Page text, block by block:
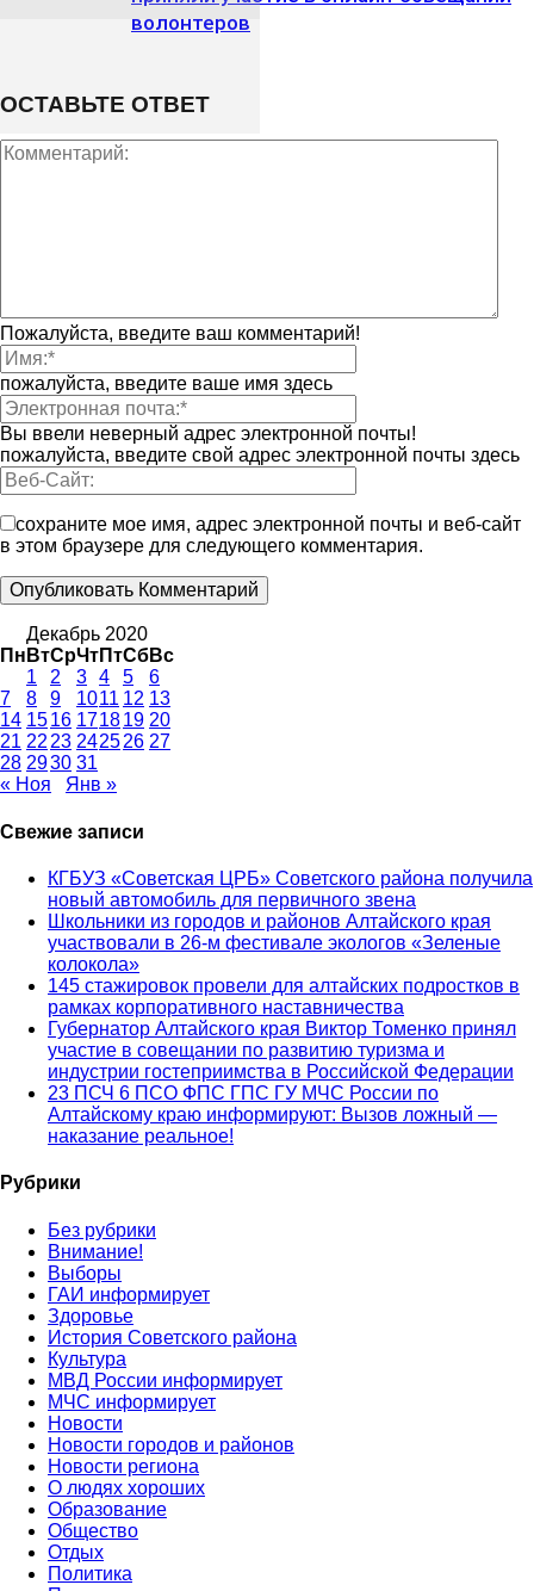
волонтеров
ОСТАВЬТЕ ОТВЕТ
Пожалуйста, введите ваш комментарий!
пожалуйста, введите ваше имя здесь
Вы ввели неверный адрес электронной почты!
пожалуйста, введите свой адрес электронной почты здесь
сохраните мое имя, адрес электронной почты и веб-сайт
в этом браузере для следующего комментария.
Декабрь 2020
Пн ВтСрЧтПтСбВс
1
2 3 4 5
6
7
8 9 1011 12 13
14 1516 171819 20
21 2223 242526 27
28 2930 31
« Ноя
Янв »
Свежие записи
КГБУЗ «Советская ЦРБ» Советского района получила
новый автомобиль для первичного звена
Школьники из городов и районов Алтайского края
участвовали в 26-м фестивале экологов «Зеленые
колокола»
145 стажировок провели для алтайских подростков в
рамках корпоративного наставничества
Губернатор Алтайского края Виктор Томенко принял
участие в совещании по развитию туризма и
индустрии гостеприимства в Российской Федерации
23 ПСЧ 6 ПСО ФПС ГПС ГУ МЧС России по
Алтайскому краю информируют: Вызов ложный —
наказание реальное!
Рубрики
Без рубрики
Внимание!
Выборы
ГАИ информирует
Здоровье
История Советского района
Культура
МВД России информирует
МЧС информирует
Новости
Новости городов и районов
Новости региона
О людях хороших
Образование
Общество
Отдых
Политика